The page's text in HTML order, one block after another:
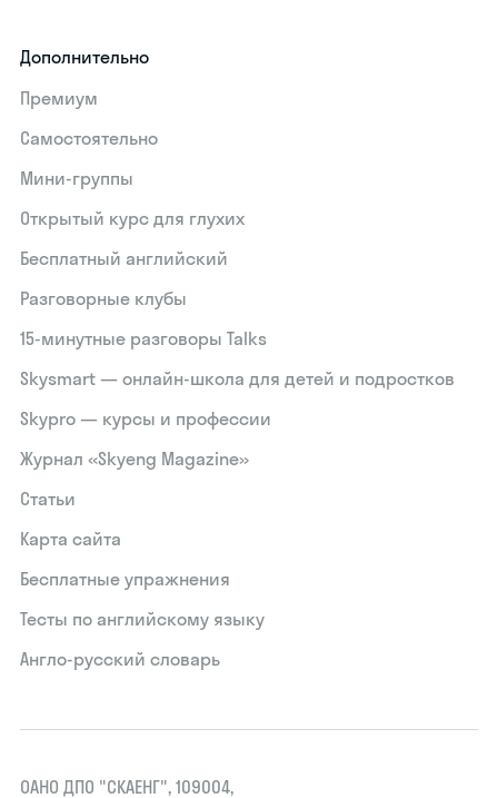
Дополнительно
Премиум
Самостоятельно
Мини-группы
Открытый курс для глухих
Бесплатный английский
Разговорные клубы
15‑минутные разговоры Talks
Skysmart — онлайн-школа для детей и подростков
Skypro — курсы и профессии
Журнал «Skyeng Magazine»
Статьи
Карта сайта
Бесплатные упражнения
Тесты по английскому языку
Англо-русский словарь
ОАНО ДПО "СКАЕНГ", 109004,